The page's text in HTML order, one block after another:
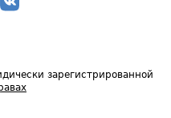
зарегистрированной